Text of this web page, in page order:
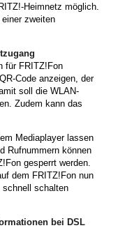
Heimnetz möglich.
zweiten
für FRITZ!Fon
Code anzeigen, der
soll die WLAN-
Zudem kann das
Mediaplayer lassen
Rufnummern können
gesperrt werden.
dem FRITZ!Fon nun
schnell schalten
bei DSL